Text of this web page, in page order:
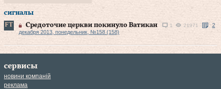
сигналы
Средоточие церкви покинуло Ватикан
1 21971
2
декабря 2013, понедельник, №158 (158)
сервисы
новини компаній
реклама